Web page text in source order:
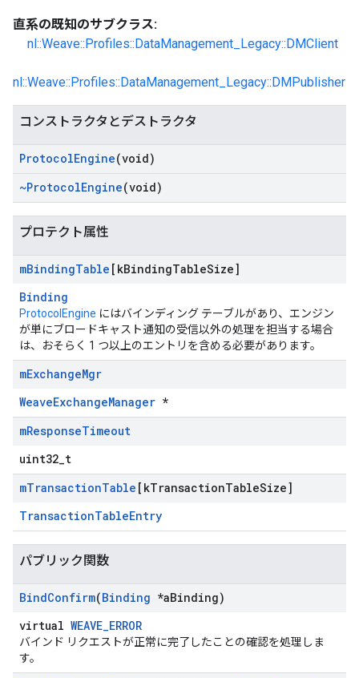
直系の既知のサブクラス:
nl::Weave::Profiles::DataManagement_Legacy::DMClient
nl::Weave::Profiles::DataManagement_Legacy::DMPublisher
コンストラクタとデストラクタ
ProtocolEngine(void)
~ProtocolEngine(void)
プロテクト属性
mBindingTable [kBindingTableSize]
Binding
ProtocolEngine にはバインディング テーブルがあり、エンジン
が単にブロードキャスト通知の受信以外の処理を担当する場合
は、おそらく 1 つ以上のエントリを含める必要があります。
mExchangeMgr
WeaveExchangeManager *
mResponseTimeout
uint32_t
mTransactionTable [kTransactionTableSize]
TransactionTableEntry
パブリック関数
BindConfirm(Binding *aBinding)
virtual WEAVE_ERROR
バインド リクエストが正常に完了したことの確認を処理しま
す。